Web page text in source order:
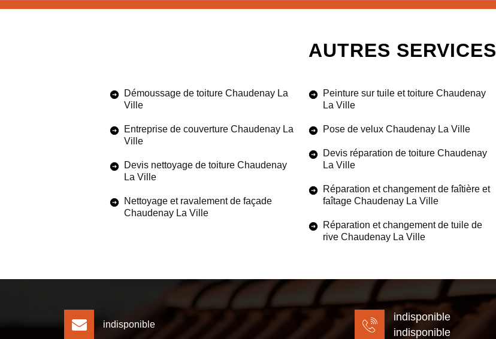
AUTRES SERVICES
Démoussage de toiture Chaudenay La
Ville
Entreprise de couverture Chaudenay La
Ville
Devis nettoyage de toiture Chaudenay
La Ville
Nettoyage et ravalement de façade
Chaudenay La Ville
Peinture sur tuile et toiture Chaudenay
La Ville
Pose de velux Chaudenay La Ville
Devis réparation de toiture Chaudenay
La Ville
Réparation et changement de faîtière et
faîtage Chaudenay La Ville
Réparation et changement de tuile de
rive Chaudenay La Ville
indisponible
indisponible
indisponible